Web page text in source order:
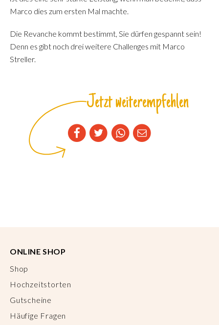
Marco dies zum ersten Mal machte.
Die Revanche kommt bestimmt, Sie dürfen gespannt sein!
Denn es gibt noch drei weitere Challenges mit Marco
Streller.
Jetzt weiterempfehlen
ONLINE SHOP
Shop
Hochzeitstorten
Gutscheine
Häufige Fragen